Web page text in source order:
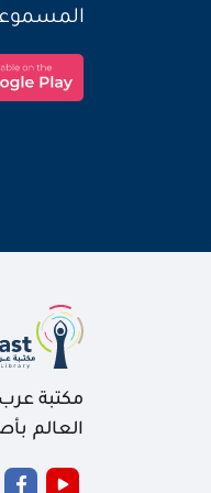
مكتبة
العالم